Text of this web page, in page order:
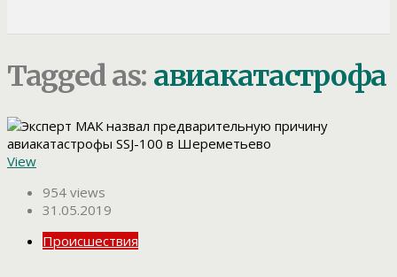
Tagged as: авиакатастрофа
View
954 views
31.05.2019
Происшествия